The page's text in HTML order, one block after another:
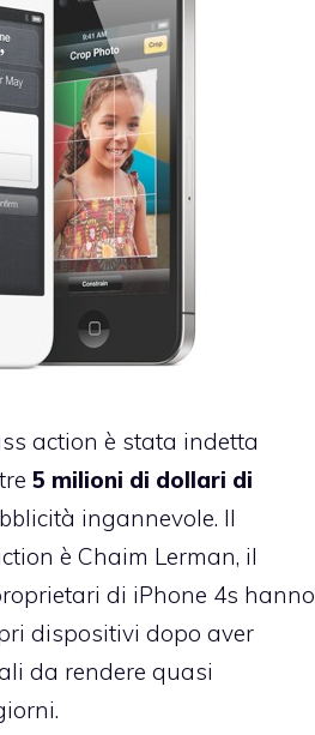
action è stata indetta
5 milioni di dollari di
ingannevole. Il
è Chaim Lerman, il
di iPhone 4s hanno
dispositivi dopo aver
da rendere quasi